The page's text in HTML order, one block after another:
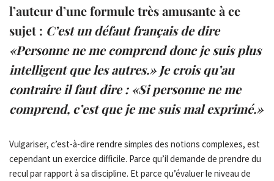
l’auteur d’une formule très amusante à ce
sujet : C’est un défaut français de dire
«Personne ne me comprend donc je suis plus
intelligent que les autres.» Je crois qu’au
contraire il faut dire : «Si personne ne me
comprend, c’est que je me suis mal exprimé.»
Vulgariser, c’est-à-dire rendre simples des notions complexes, est
cependant un exercice difficile. Parce qu’il demande de prendre du
recul par rapport à sa discipline. Et parce qu’évaluer le niveau de